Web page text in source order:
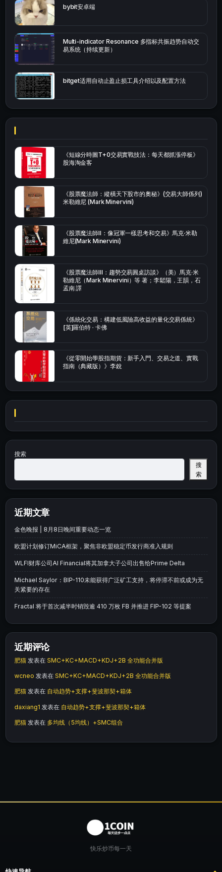
bybit安卓端
Multi-indicator Resonance 多指标共振趋势自动交
易系统（持续更新）
bitget适用自动止盈止损工具介绍以及配置方法
《短線分時圖T+0交易實戰技法：每天都抓漲停板》
股海淘金客
《股票魔法師：縱橫天下股市的奧秘》(交易大師係列)
米勒維尼 (Mark Minervini)
《股票魔法師Ⅱ：像冠軍一樣思考和交易》馬克·米勒
維尼(Mark Minervini)
《股票魔法師Ⅲ：趨勢交易圓桌訪談》（美）馬克·米
勒維尼（Mark Minervini）等 著；李鬆陽，王韻，石
孟南 譯
《係統化交易：構建低風險高收益的量化交易係統》
[英]羅伯特 · 卡佛
《從零開始學股指期貨：新手入門、交易之道、實戰
指南（典藏版）》李銳
搜索
搜
索
近期文章
金色晚报 | 8月8日晚间重要动态一览
欧盟计划修订MiCA框架，聚焦非欧盟稳定币发行商准入规则
WLFI财库公司AI Financial将其加拿大子公司出售给Prime Delta
Michael Saylor：BIP-110未能获得广泛矿工支持，将停滞不前或成为无
关紧要的存在
Fractal 将于首次减半时销毁逾 410 万枚 FB 并推进 FIP-102 等提案
近期评论
肥猫 发表在 SMC+KC+MACD+KDJ+2B 全功能合并版
wcneo 发表在 SMC+KC+MACD+KDJ+2B 全功能合并版
肥猫 发表在 自动趋势+支撑+斐波那契+箱体
daxiang1 发表在 自动趋势+支撑+斐波那契+箱体
肥猫 发表在 多均线（5均线）+SMC组合
快乐炒币每一天